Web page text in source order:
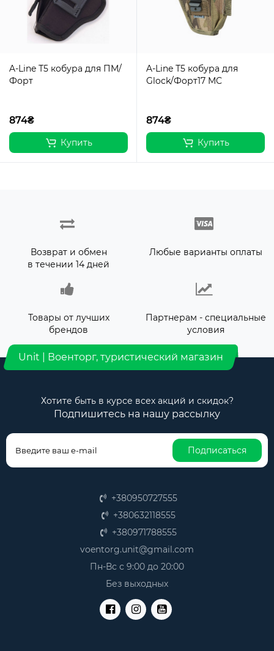
A-Line Т5 кобура для ПМ/
Форт
874₴
Купить
A-Line Т5 кобура для
Glock/Форт17 MC
874₴
Купить
Возврат и обмен
в течении 14 дней
Любые варианты оплаты
Товары от лучших
брендов
Партнерам - специальные
условия
Unit | Военторг, туристический магазин
Хотите быть в курсе всех акций и скидок?
Подпишитесь на нашу рассылку
Подписаться
+380950727555
+380632118555
+380971788555
voentorg.unit@gmail.com
Пн-Вс с 9:00 до 20:00
Без выходных